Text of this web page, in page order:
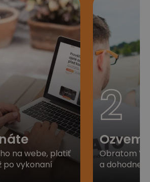
na webe, platiť
po vykonaní
2
Obratom
a